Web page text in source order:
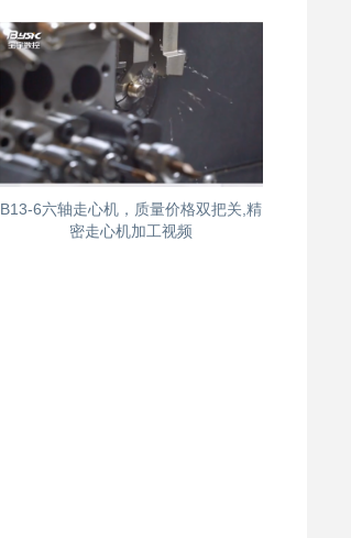
B13-6六轴走心机，质量价格双把关,精
密走心机加工视频